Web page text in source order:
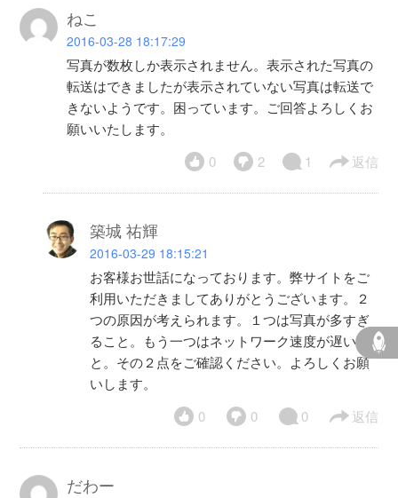
ねこ
2016-03-28 18:17:29
写真が数枚しか表示されません。表示された写真の
転送はできましたが表示されていない写真は転送で
きないようです。困っています。ご回答よろしくお
願いいたします。
0
2 1 返信
築城 祐輝
2016-03-29 18:15:21
お客様お世話になっております。弊サイトをご
利用いただきましてありがとうございます。２
つの原因が考えられます。１つは写真が多すぎ
ること。もう一つはネットワーク速度が遅いこ
と。その２点をご確認ください。よろしくお願
いします。
0
0 0 返信
だわー